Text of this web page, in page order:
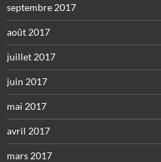
septembre 2017
août 2017
juillet 2017
juin 2017
mai 2017
avril 2017
mars 2017